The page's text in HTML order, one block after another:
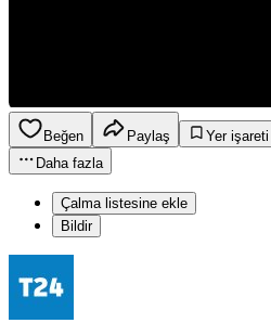
Beğen Paylaş
Yer
Daha fazla
Çalma listesine ekle
Bildir